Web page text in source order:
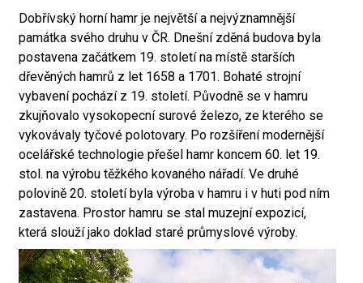
Dobřívský horní hamr je největší a nejvýznamnější
památka svého druhu v ČR. Dnešní zděná budova byla
postavena začátkem 19. století na místě starších
dřevěných hamrů z let 1658 a 1701. Bohaté strojní
vybavení pochází z 19. století. Původně se v hamru
zkujňovalo vysokopecní surové železo, ze kterého se
vykovávaly tyčové polotovary. Po rozšíření modernější
ocelářské technologie přešel hamr koncem 60. let 19.
stol. na výrobu těžkého kovaného nářadí. Ve druhé
polovině 20. století byla výroba v hamru i v huti pod ním
zastavena. Prostor hamru se stal muzejní expozicí,
která slouží jako doklad staré průmyslové výroby.